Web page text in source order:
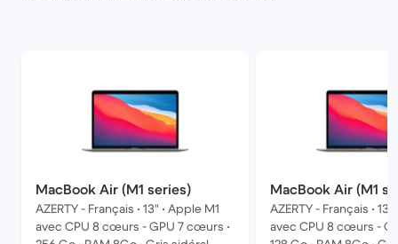
MacBook Air (M1 series)
AZERTY - Français • 13" • Apple M1
avec CPU 8 cœurs - GPU 7 cœurs •
MacBook Air (M1
AZERTY - Français •
avec CPU 8 cœurs -